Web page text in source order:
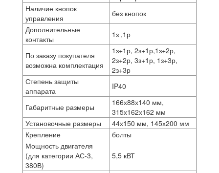
Наличие кнопок
управления
без кнопок
Дополнительные
контакты
1з ,1р
По заказу покупателя
возможна комплектация
1з+1р, 2з+1р,1з+2р,
2з+2р, 3з+1р, 1з+3р,
2з+3р
Степень защиты
аппарата
IP40
Габаритные размеры
166х88х140 мм,
315х162х162 мм
Установочные размеры
44х150 мм, 145х200 мм
Крепление
болты
Мощность двигателя
(для категории АС-3,
380В)
5,5 кВТ